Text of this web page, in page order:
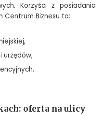
Korzyści z posiadania
Centrum Biznesu to:
urzędów,
oferta na ulicy